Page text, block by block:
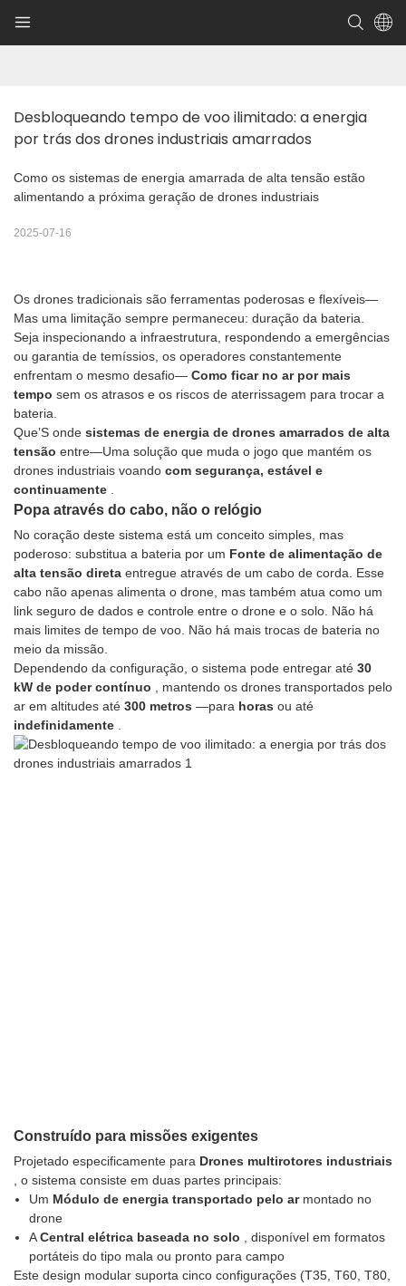
Desbloqueando tempo de voo ilimitado: a energia
por trás dos drones industriais amarrados
Como os sistemas de energia amarrada de alta tensão estão
alimentando a próxima geração de drones industriais
2025-07-16
Os drones tradicionais são ferramentas poderosas e flexíveis—
Mas uma limitação sempre permaneceu: duração da bateria.
Seja inspecionando a infraestrutura, respondendo a emergências
ou garantia de temíssios, os operadores constantemente
enfrentam o mesmo desafio— Como ficar no ar por mais
tempo sem os atrasos e os riscos de aterrissagem para trocar a
bateria.
Que’S onde sistemas de energia de drones amarrados de alta
tensão entre—Uma solução que muda o jogo que mantém os
drones industriais voando com segurança, estável e
continuamente .
Popa através do cabo, não o relógio
No coração deste sistema está um conceito simples, mas
poderoso: substitua a bateria por um Fonte de alimentação de
alta tensão direta entregue através de um cabo de corda. Esse
cabo não apenas alimenta o drone, mas também atua como um
link seguro de dados e controle entre o drone e o solo. Não há
mais limites de tempo de voo. Não há mais trocas de bateria no
meio da missão.
Dependendo da configuração, o sistema pode entregar até 30
kW de poder contínuo , mantendo os drones transportados pelo
ar em altitudes até 300 metros —para horas ou até
indefinidamente .
Construído para missões exigentes
Projetado especificamente para Drones multirotores industriais
, o sistema consiste em duas partes principais:
Um Módulo de energia transportado pelo ar montado no
drone
ACentral elétrica baseada no solo , disponível em formatos
portáteis do tipo mala ou pronto para campo
Este design modular suporta cinco configurações (T35, T60, T80,